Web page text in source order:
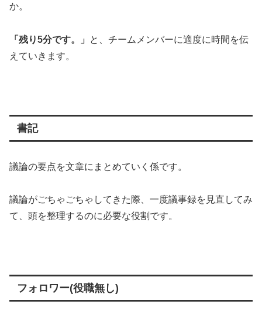
か。
「残り5分です。」
と、チームメンバーに適度に時間を伝
えていきます。
書記
議論の要点を文章にまとめていく係です。
議論がごちゃごちゃしてきた際、一度議事録を見直してみ
て、頭を整理するのに必要な役割です。
フォロワー(役職無し)